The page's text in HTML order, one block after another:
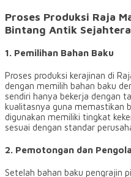
Proses Produksi Raja
Bintang Antik Sejahtera
1. Pemilihan Bahan Baku
Proses produksi kerajinan di
dengan memilih bahan baku
sendiri hanya bekerja dengan
kualitasnya guna memastikan
digunakan memiliki tingkat
sesuai dengan standar
2. Pemotongan dan
Setelah bahan baku pengrajin